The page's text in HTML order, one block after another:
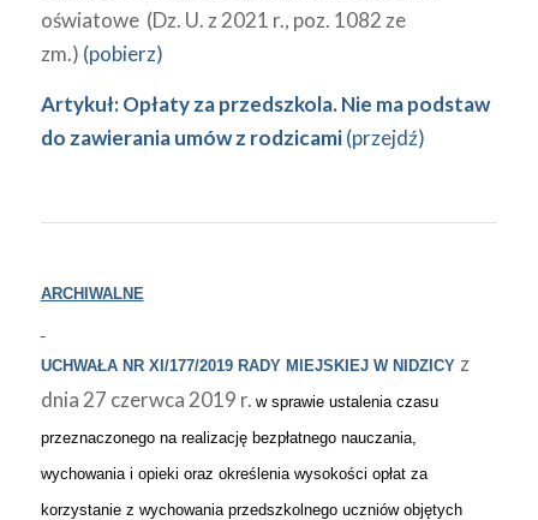
oświatowe (Dz. U. z 2021 r., poz. 1082 ze
zm.) (pobierz)
Artykuł: Opłaty za przedszkola. Nie ma podstaw
do zawierania umów z rodzicami(przejdź)
ARCHIWALNE
UCHWAŁA NR XI/177/2019 RADY MIEJSKIEJ W NIDZICY z
dnia 27 czerwca 2019 r. w sprawie ustalenia czasu
przeznaczonego na realizację bezpłatnego nauczania,
wychowania i opieki oraz określenia wysokości opłat za
korzystanie z wychowania przedszkolnego uczniów objętych